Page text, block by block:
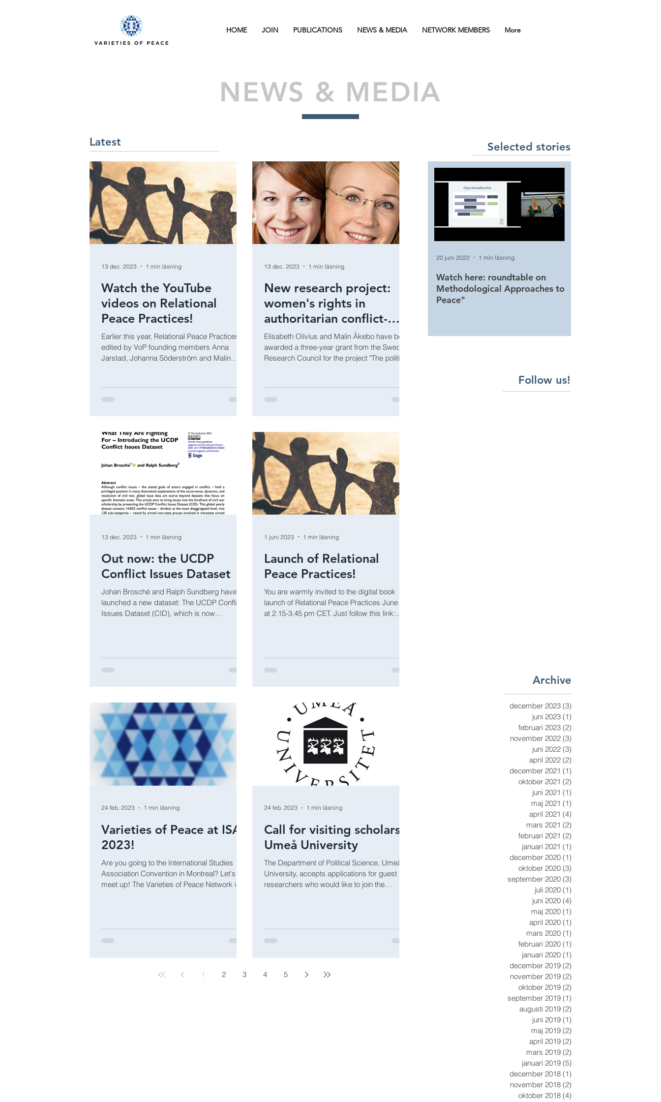
HOME JOIN PUBLICATIONS NEWS & MEDIA NETWORK MEMBERS More
NEWS & MEDIA
Latest Selected stories
Watch the YouTube
videos on Relational
Peace Practices!
Earlier this year, Relational Peace Practices,
edited by VoP founding members Anna
Jarstad, Johanna Söderström and Malin
13 dec. 2023 1 min läsning
New research project:
women's rights in
authoritarian conflict-
affected states
Elisabeth Olivius and Malin Åkebo have been
awarded a three-year grant from the Swedish
Research Council for the project "The politics
13 dec. 2023 1 min läsning
Out now: the UCDP
Conflict Issues Dataset
Johan Brosché and Ralph Sundberg have
launched a new dataset: The UCDP Conflict
Issues Dataset (CID), which is now
13 dec. 2023 1 min läsning
Launch of Relational
Peace Practices!
You are warmly invited to the digital book
launch of Relational Peace Practices June 13
at 2.15-3.45 pm CET. Just follow this link:...
1 juni 2023 1 min läsning
Varieties of Peace at ISA
2023!
Are you going to the International Studies
Association Convention in Montreal? Let's
meet up! The Varieties of Peace Network is...
24 feb. 2023 1 min läsning
Call for visiting scholars,
Umeå University
The Department of Political Science, Umeå
University, accepts applications for guest
researchers who would like to join the
24 feb. 2023 1 min läsning
1 2 3 4 5
Watch here: roundtable on
Methodological Approaches to
Peace"
20 juni 2022 1 min läsning
Follow us!
Archive
december 2023 (3)
juni 2023 (1)
februari 2023 (2)
november 2022 (3)
juni 2022 (3)
april 2022 (2)
december 2021 (1)
oktober 2021 (2)
juni 2021 (1)
maj 2021 (1)
april 2021 (4)
mars 2021 (2)
februari 2021 (2)
januari 2021 (1)
december 2020 (1)
oktober 2020 (3)
september 2020 (3)
juli 2020 (1)
juni 2020 (4)
maj 2020 (1)
april 2020 (1)
mars 2020 (1)
februari 2020 (1)
januari 2020 (1)
december 2019 (2)
november 2019 (2)
oktober 2019 (2)
september 2019 (1)
augusti 2019 (2)
juni 2019 (1)
maj 2019 (2)
april 2019 (2)
mars 2019 (2)
januari 2019 (5)
december 2018 (1)
november 2018 (2)
oktober 2018 (4)